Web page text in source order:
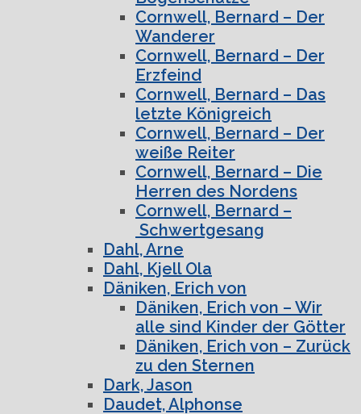
Cornwell, Bernard – Der
Wanderer
Cornwell, Bernard – Der
Erzfeind
Cornwell, Bernard – Das
letzte Königreich
Cornwell, Bernard – Der
weiße Reiter
Cornwell, Bernard – Die
Herren des Nordens
Cornwell, Bernard –
Schwertgesang
Dahl, Arne
Dahl, Kjell Ola
Däniken, Erich von
Däniken, Erich von – Wir
alle sind Kinder der Götter
Däniken, Erich von – Zurück
zu den Sternen
Dark, Jason
Daudet, Alphonse